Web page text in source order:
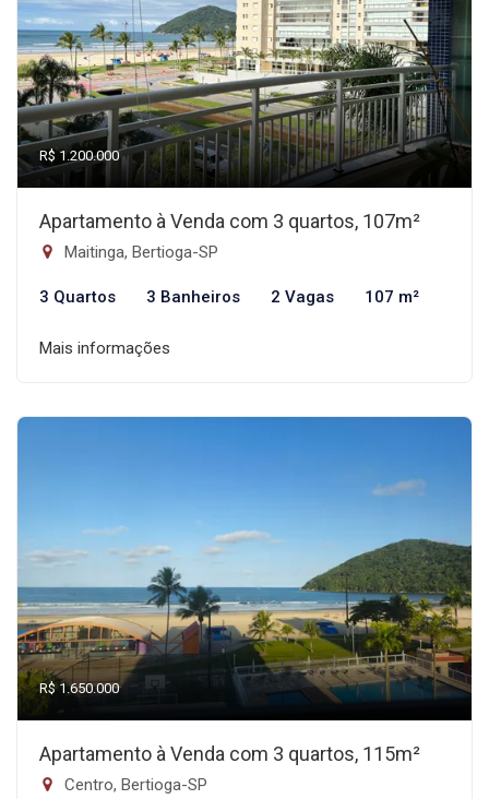
R$ 1.200.000
Apartamento à Venda com 3 quartos, 107m²
Maitinga, Bertioga-SP
3 Quartos 3 Banheiros 2 Vagas 107 m²
Mais informações
R$ 1.650.000
Apartamento à Venda com 3 quartos, 115m²
Centro, Bertioga-SP